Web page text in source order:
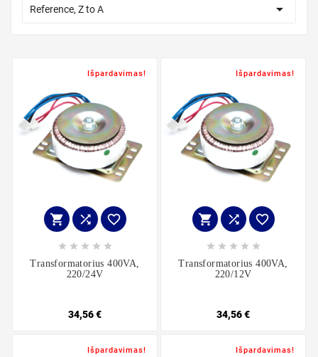
Reference, Z to A 
Išpardavimas!
  
    
Transformatorius 400VA,
220/24V
34,56 €
Išpardavimas!
  
    
Transformatorius 400VA,
220/12V
34,56 €
Išpardavimas! Išpardavimas!